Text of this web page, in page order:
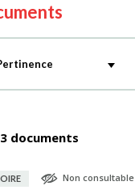
documents
Non consultable